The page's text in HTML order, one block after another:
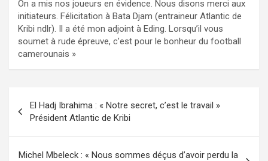
On a mis nos joueurs en évidence. Nous disons merci aux
initiateurs. Félicitation à Bata Djam (entraineur Atlantic de
Kribi ndlr). Il a été mon adjoint à Eding. Lorsqu’il vous
soumet à rude épreuve, c’est pour le bonheur du football
camerounais »
de
l’article
El Hadj Ibrahima : « Notre secret, c’est le travail »
Président Atlantic de Kribi
Michel Mbeleck : « Nous sommes déçus d’avoir perdu la